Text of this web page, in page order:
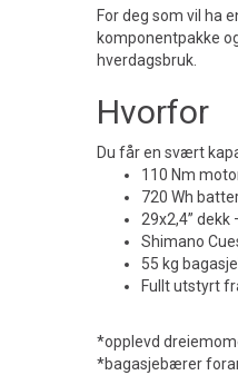
For deg som vil ha
komponentpakke
hverdagsbruk.
Hvorfor
Du får en svært
110 Nm
720 Wh
29x2,4”
Shimano
55 kg
Fullt utstyrt
*opplevd
*bagasjebærer